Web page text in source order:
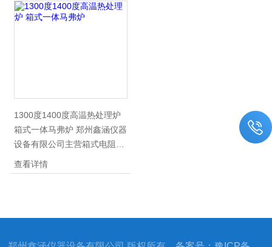
1300度1400度高温热处理炉
箱式一体马弗炉 郑州鑫涵仪器
设备有限公司主营箱式电阻炉
SX2-5-12E（马弗炉）1200度
高温热处理炉 郑州鑫涵仪器设
弗炉、箱式电阻炉、XH系
查看详情